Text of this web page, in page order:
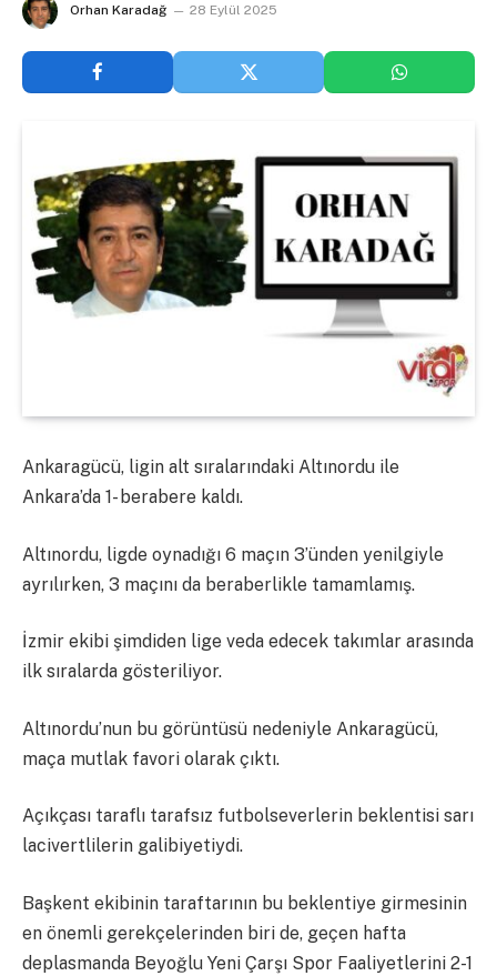
Orhan Karadağ 28 Eylül 2025
Ankaragücü, ligin alt sıralarındaki Altınordu ile
Ankara’da 1- berabere kaldı.
Altınordu, ligde oynadığı 6 maçın 3’ünden yenilgiyle
ayrılırken, 3 maçını da beraberlikle tamamlamış.
İzmir ekibi şimdiden lige veda edecek takımlar arasında
ilk sıralarda gösteriliyor.
Altınordu’nun bu görüntüsü nedeniyle Ankaragücü,
maça mutlak favori olarak çıktı.
Açıkçası taraflı tarafsız futbolseverlerin beklentisi sarı
lacivertlilerin galibiyetiydi.
Başkent ekibinin taraftarının bu beklentiye girmesinin
en önemli gerekçelerinden biri de, geçen hafta
deplasmanda Beyoğlu Yeni Çarşı Spor Faaliyetlerini 2-1